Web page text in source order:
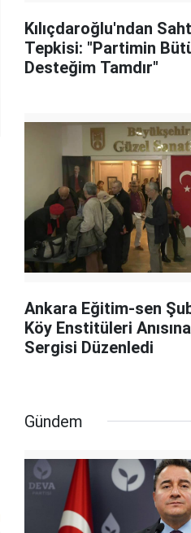
Kılıçdaroğlu'ndan
Tepkisi: "Partimin
Desteğim Tamdır"
Ankara Eğitim-sen
Köy Enstitüleri
Sergisi Düzenledi
Gündem